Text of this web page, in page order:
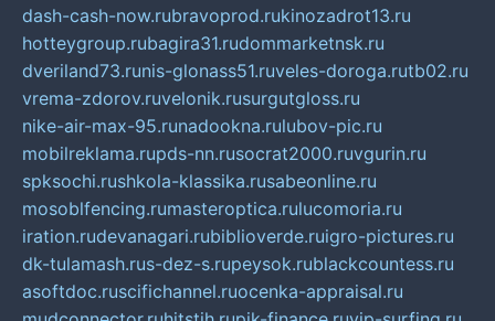
dash-cash-now.rubravoprod.rukinozadrot13.ru
hotteygroup.rubagira31.rudommarketnsk.ru
dveriland73.runis-glonass51.ruveles-doroga.rutb02.ru
vrema-zdorov.ruvelonik.rusurgutgloss.ru
nike-air-max-95.runadookna.rulubov-pic.ru
mobilreklama.rupds-nn.rusocrat2000.ruvgurin.ru
spksochi.rushkola-klassika.rusabeonline.ru
mosoblfencing.rumasteroptica.rulucomoria.ru
iration.rudevanagari.rubiblioverde.ruigro-pictures.ru
dk-tulamash.rus-dez-s.rupeysok.rublackcountess.ru
asoftdoc.ruscifichannel.ruocenka-appraisal.ru